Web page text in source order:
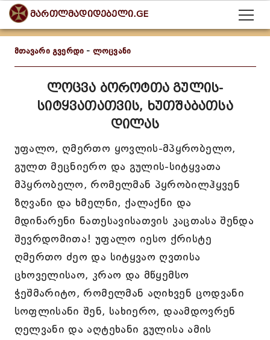
მართლმადიდებელი.GE
მთავარი გვერდი - ლოცვანი
ლოცვა ბოროტთა გულის-
სიტყვათათვის, ხუთშაბათსა
დილას
უფალო, ღმერთო ყოვლის-მპყრობელო,
გულთ მეცნიერო და გულის-სიტყვათა
მპყრობელო, რომელმან პყრობილჰყვენ
ზღვანი და ხმელნი, ქალაქნი და
მდინარენი ნათესავისათვის კაცთასა შენდა
შევრდომითა! უფალო იესო ქრისტე
ღმერთო ძეო და სიტყვაო ღვთისა
ცხოველისაო, კრაო და მწყემსო
ჭეშმარიტო, რომელმან აღიხვენ ცოდვანი
სოფლისანი შენ, სახიერო, დაამდოვრენ
ღელვანი და აღტეხანი გულისა ამის